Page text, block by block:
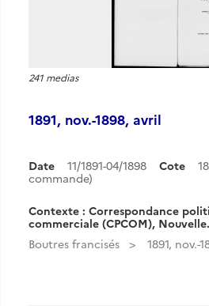
241 medias
1891, nov.-1898, avril
Date 11/1891-04/1898 Cote
commande)
Contexte : Correspondance
commerciale (CPCOM),
Boutres francisés
1891, nov.-